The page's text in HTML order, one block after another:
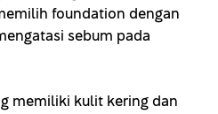
foundation dengan
sebum pada
memiliki kulit kering dan